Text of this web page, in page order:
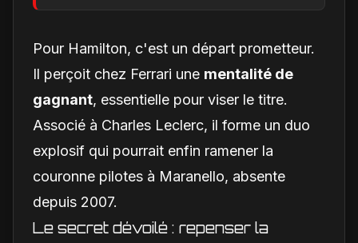
Pour Hamilton, c'est un départ prometteur.
Il perçoit chez Ferrari une mentalité de
gagnant, essentielle pour viser le titre.
Associé à Charles Leclerc, il forme un duo
explosif qui pourrait enfin ramener la
couronne pilotes à Maranello, absente
depuis 2007.
Le secret dévoilé : repenser la